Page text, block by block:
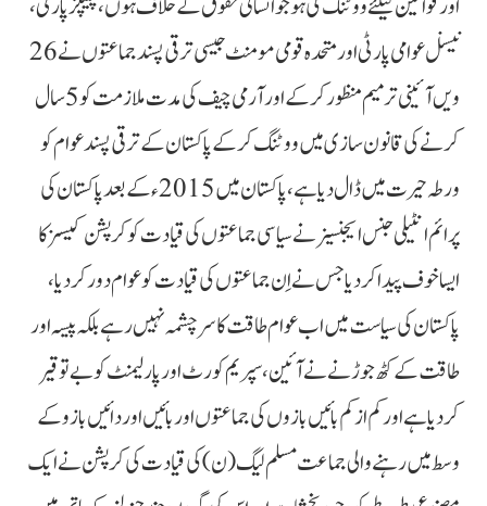
نیسنل عوامی پارٹی اور متحدہ قومی مومنٹ جیسی ترقی پسند جماعتوں نے 26
ویں آئینی ترمیم منظور کرکے اور آرمی چیف کی مدت ملازمت کو 5 سال
کرنے کی قانون سازی میں ووٹنگ کرکے پاکستان کے ترقی پسند عوام کو
ورطہ حیرت میں ڈال دیا ہے، پاکستان میں 2015ء کے بعد پاکستان کی
پرائم انٹیلی جنس ایجنسیز نے سیاسی جماعتوں کی قیادت کو کرپشن کیسز کا
ایسا خوف پیدا کردیا جس نے اِن جماعتوں کی قیادت کو عوام دور کردیا،
پاکستان کی سیاست میں اب عوام طاقت کا سرچشمہ نہیں رہے بلکہ پیسہ اور
طاقت کے کٹھ جوڑ نے نے آئین، سپریم کورٹ اور پارلیمنٹ کو بے توقیر
کردیا ہے اور کم ازکم بائیں بازوں کی جماعتوں اور بائیں اور دائیں بازو کے
وسط میں رہنے والی جماعت مسلم لیگ(ن) کی قیادت کی کرپشن نے ایک